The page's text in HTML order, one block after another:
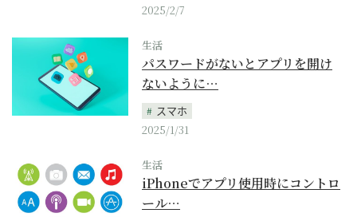
2025/2/7
生活
パスワードがないとアプリを開け
ないように…
スマホ
2025/1/31
生活
iPhoneでアプリ使用時にコントロ
ール…